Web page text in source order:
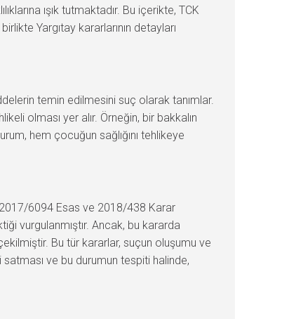
ışık tutmaktadır. Bu içerikte, TCK
Yargıtay kararlarının detayları
temin edilmesini suç olarak tanımlar.
olması yer alır. Örneğin, bir bakkalın
hem çocuğun sağlığını tehlikeye
2017/6094 Esas ve 2018/438 Karar
vurgulanmıştır. Ancak, bu kararda
Bu tür kararlar, suçun oluşumu ve
ve bu durumun tespiti halinde,